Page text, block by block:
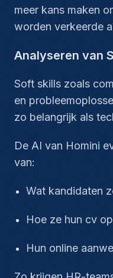
meer kans maken
worden verkeerde
Analyseren van
Soft skills zoals
en
zo belangrijk als
De AI van Homini
van:
Wat kandidaten
Hoe ze hun cv
Hun online